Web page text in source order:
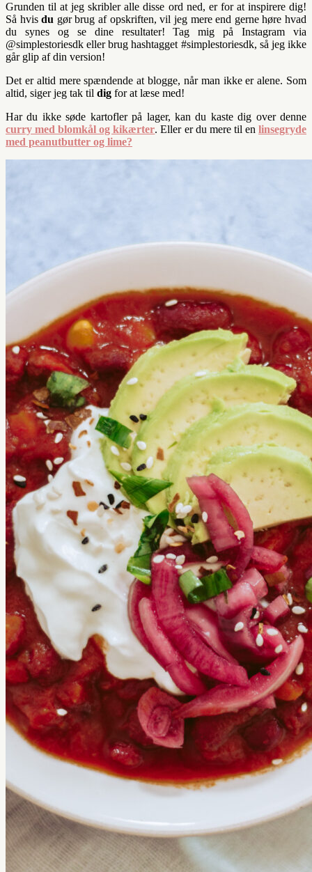
Grunden til at jeg skribler alle disse ord ned, er for at inspirere dig!
Så hvisdu gør brug af opskriften, vil jeg mere end gerne høre hvad
du synes og se dine resultater! Tag mig på Instagram via
@simplestoriesdk eller brug hashtagget #simplestoriesdk, så jeg ikke
går glip af din version!
Det er altid mere spændende at blogge, når man ikke er alene. Som
altid, siger jeg tak til dig for at læse med!
Har du ikke søde kartofler på lager, kan du kaste dig over denne
curry med blomkål og kikærter. Eller er du mere til enlinsegryde
med peanutbutter og lime?